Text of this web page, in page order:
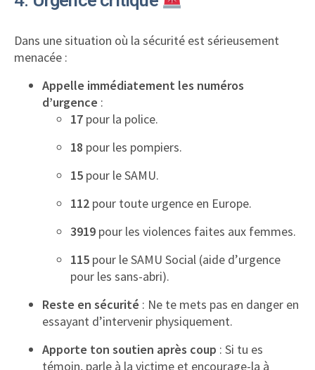
Dans une situation où la sécurité est sérieusement
menacée :
Appelle immédiatement les numéros
d’urgence :
17 pour la police.
18 pour les pompiers.
15 pour le SAMU.
112 pour toute urgence en Europe.
3919 pour les violences faites aux femmes.
115 pour le SAMU Social (aide d’urgence
pour les sans-abri).
Reste en sécurité : Ne te mets pas en danger en
essayant d’intervenir physiquement.
Apporte ton soutien après coup : Si tu es
témoin, parle à la victime et encourage-la à